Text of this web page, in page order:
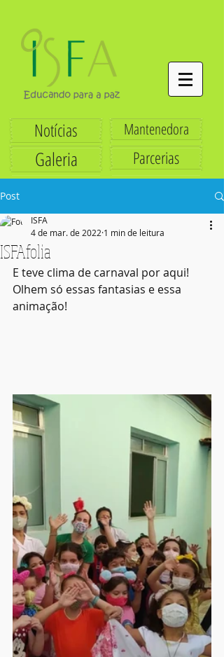
Notícias
Galeria
Mantenedora
Parcerias
Post
ISFAfolia
ISFA
4 de mar. de 2022 1 min de leitura
E teve clima de carnaval por aqui!
Olhem só essas fantasias e essa
animação!